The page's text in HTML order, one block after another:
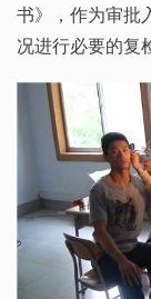
书》，作为审批
况进行必要的复